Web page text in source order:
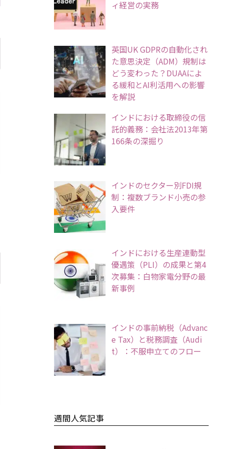
ィ経営の実務
英国UK GDPRの自動化され
た意思決定（ADM）規制は
どう変わった？DUAAによ
る緩和とAI利活用への影響
を解説
インドにおける取締役の信
託的義務：会社法2013年第
166条の深掘り
インドのセクター別FDI規
制：複数ブランド小売の参
入要件
インドにおける生産連動型
優遇策（PLI）の成果と第4
次募集：白物家電分野の最
新事例
インドの事前納税（Advanc
e Tax）と税務調査（Audi
t）：不服申立てのフロー
週間人気記事